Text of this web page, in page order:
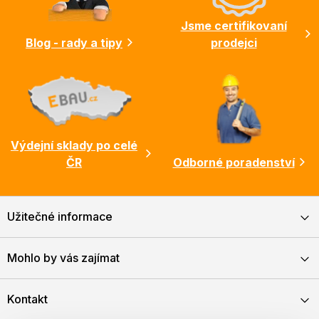
Blog - rady a tipy
Jsme certifikovaní
prodejci
Výdejní sklady po celé
ČR
Odborné poradenství
Užitečné informace
Mohlo by vás zajímat
Kontakt